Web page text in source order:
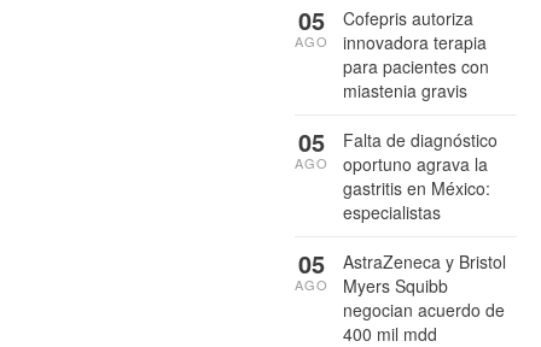
Cofepris autoriza
innovadora terapia
para pacientes con
miastenia gravis
05
AGO
Falta de diagnóstico
oportuno agrava la
gastritis en México:
especialistas
05
AGO
AstraZeneca y Bristol
Myers Squibb
negocian acuerdo de
400 mil mdd
05
AGO